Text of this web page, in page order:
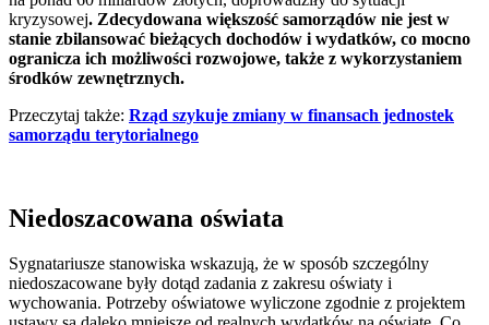
kryzysowej. Zdecydowana większość samorządów nie jest w
stanie zbilansować bieżących dochodów i wydatków, co mocno
ogranicza ich możliwości rozwojowe, także z wykorzystaniem
środków zewnętrznych.
Przeczytaj także: Rząd szykuje zmiany w finansach jednostek
samorządu terytorialnego
Niedoszacowana oświata
Sygnatariusze stanowiska wskazują, że w sposób szczególny
niedoszacowane były dotąd zadania z zakresu oświaty i
wychowania. Potrzeby oświatowe wyliczone zgodnie z projektem